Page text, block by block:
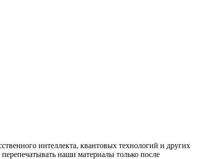
интеллекта, квантовых технологий и других
наши материалы только после